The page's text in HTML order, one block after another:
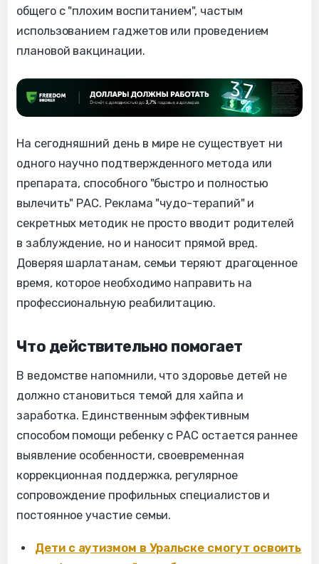
общего с "плохим воспитанием", частым
использованием гаджетов или проведением
плановой вакцинации.
На сегодняшний день в мире не существует ни
одного научно подтвержденного метода или
препарата, способного "быстро и полностью
вылечить" РАС. Реклама "чудо-терапий" и
секретных методик не просто вводит родителей
в заблуждение, но и наносит прямой вред.
Доверяя шарлатанам, семьи теряют драгоценное
время, которое необходимо направить на
профессиональную реабилитацию.
Что действительно помогает
В ведомстве напомнили, что здоровье детей не
должно становиться темой для хайпа и
заработка. Единственным эффективным
способом помощи ребенку с РАС остается раннее
выявление особенности, своевременная
коррекционная поддержка, регулярное
сопровождение профильных специалистов и
постоянное участие семьи.
Дети с аутизмом в Уральске смогут освоить